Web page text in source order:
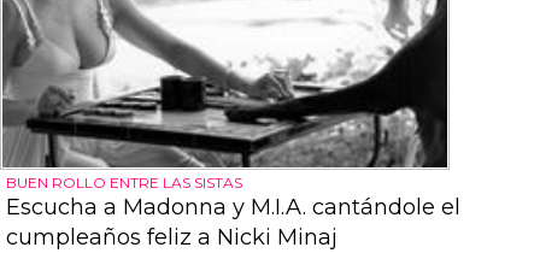
BUEN ROLLO ENTRE LAS SISTAS
Escucha a Madonna y M.I.A. cantándole el
cumpleaños feliz a Nicki Minaj